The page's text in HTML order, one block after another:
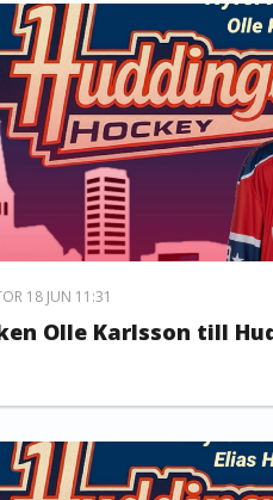
18 JUN 11:31
Olle Karlsson till